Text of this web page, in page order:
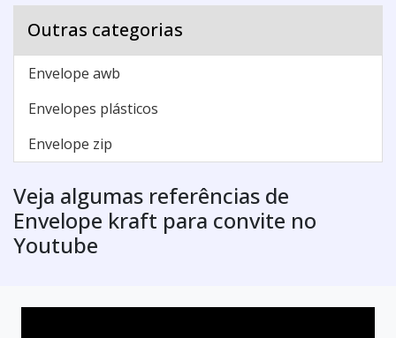
Outras categorias
Envelope awb
Envelopes plásticos
Envelope zip
Veja algumas referências de
Envelope kraft para convite no
Youtube